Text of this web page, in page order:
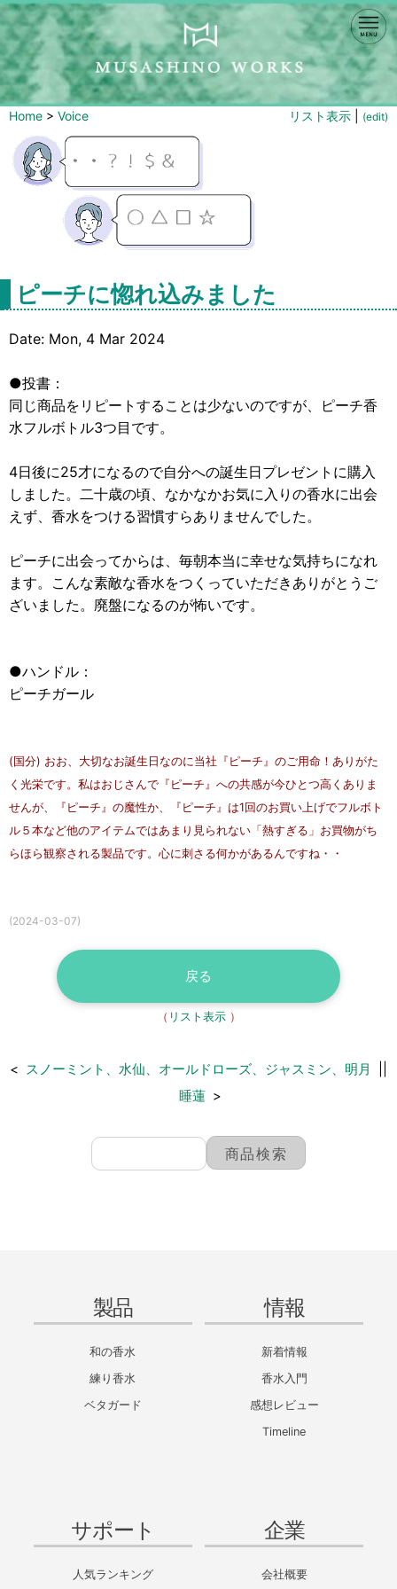
Home > Voice リスト表示 (edit)
ピーチに惚れ込みました
Date: Mon, 4 Mar 2024
●投書：
同じ商品をリピートすることは少ないのですが、ピーチ香
水フルボトル3つ目です。
4日後に25才になるので自分への誕生日プレゼントに購入
しました。二十歳の頃、なかなかお気に入りの香水に出会
えず、香水をつける習慣すらありませんでした。
ピーチに出会ってからは、毎朝本当に幸せな気持ちになれ
ます。こんな素敵な香水をつくっていただきありがとうご
ざいました。廃盤になるのが怖いです。
●ハンドル：
ピーチガール
(国分) おお、大切なお誕生日なのに当社『ピーチ』のご用命！ありがた
く光栄です。私はおじさんで『ピーチ』への共感が今ひとつ高くありま
せんが、『ピーチ』の魔性か、『ピーチ』は1回のお買い上げでフルボト
ル５本など他のアイテムではあまり見られない「熱すぎる」お買物がち
らほら観察される製品です。心に刺さる何かがあるんですね・・
(2024-03-07)
戻る
（ リスト表示）
< スノーミント、水仙、オールドローズ、ジャスミン、明月
睡蓮 >
製品
和の香水
練り香水
ベタガード
情報
新着情報
香水入門
感想レビュー
Timeline
サポート
人気ランキング
企業
会社概要